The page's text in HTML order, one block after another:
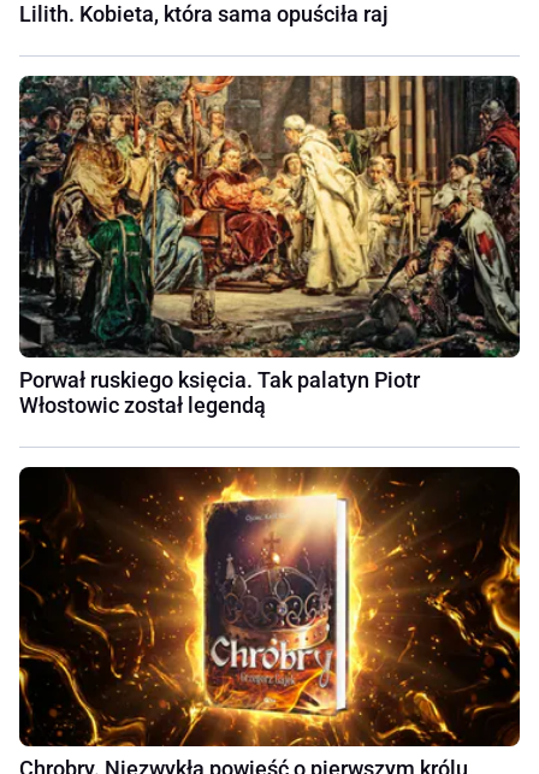
Lilith. Kobieta, która sama opuściła raj
Porwał ruskiego księcia. Tak palatyn Piotr
Włostowic został legendą
Chrobry. Niezwykła powieść o pierwszym królu